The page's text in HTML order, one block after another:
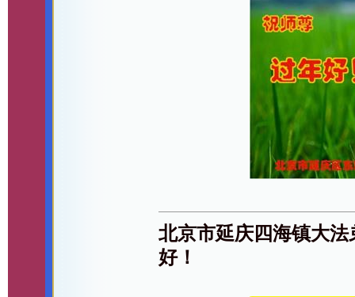
北京市延庆四海镇大
好！